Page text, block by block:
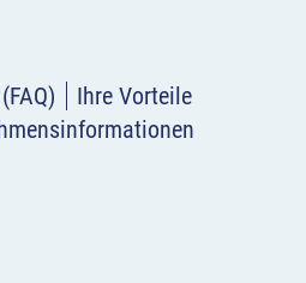
Ihre Vorteile